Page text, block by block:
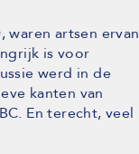
waren artsen ervan
is voor
werd in de
kanten van
En terecht, veel